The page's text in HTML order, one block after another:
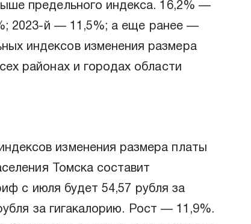
предельного индекса. 16,2% —
2023-й — 11,5%; а еще ранее —
индексов изменения размера
районах и городах области
изменения размера платы
Томска составит
с июля будет 54,57 рубля за
за гигакалорию. Рост — 11,9%.